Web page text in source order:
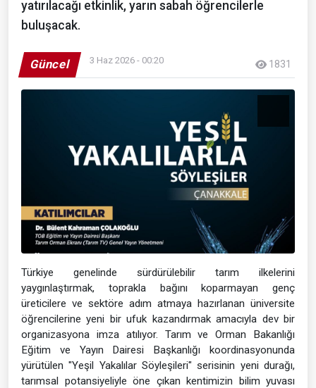
yatırılacağı etkinlik, yarın sabah öğrencilerle
buluşacak.
Güncel 3 Haz 2026 - 00:20 1831
Türkiye genelinde sürdürülebilir tarım ilkelerini
yaygınlaştırmak, toprakla bağını koparmayan genç
üreticilere ve sektöre adım atmaya hazırlanan üniversite
öğrencilerine yeni bir ufuk kazandırmak amacıyla dev bir
organizasyona imza atılıyor. Tarım ve Orman Bakanlığı
Eğitim ve Yayın Dairesi Başkanlığı koordinasyonunda
yürütülen "Yeşil Yakalılar Söyleşileri" serisinin yeni durağı,
tarımsal potansiyeliyle öne çıkan kentimizin bilim yuvası